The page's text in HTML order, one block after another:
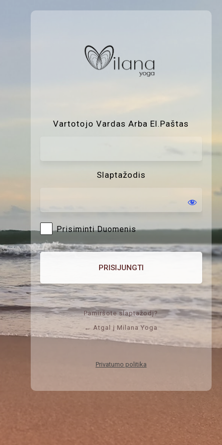
Vartotojo Vardas Arba El.paštas
Slaptažodis
Prisiminti Duomenis
Pamiršote slaptažodį?
← Atgal į Milana Yoga
Privatumo politika